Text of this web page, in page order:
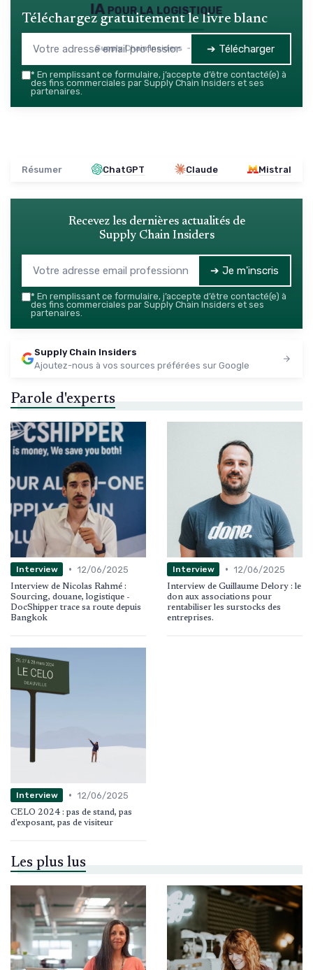
IA pour la logistique
Supply Chain Insiders — 2026
Téléchargez gratuitement le livre blanc
➔ Télécharger
* En remplissant ce formulaire, j’accepte d’être contacté(e) à
des fins commerciales par Supply Chain Insiders et ses
partenaires.
Résumer ChatGPT Claude Mistral
Recevez les dernières actualités de
Supply Chain Insiders
➔ Je m'inscris
* En remplissant ce formulaire, j’accepte d’être contacté(e) à
des fins commerciales par Supply Chain Insiders et ses
partenaires.
Supply Chain Insiders
Ajoutez-nous à vos sources préférées sur Google
Parole d'experts
Interview • 12/06/2025
Interview de Nicolas Rahmé :
Sourcing, douane, logistique -
DocShipper trace sa route depuis
Bangkok
Interview • 12/06/2025
Interview de Guillaume Delory : le
don aux associations pour
rentabiliser les surstocks des
entreprises.
Interview • 12/06/2025
CELO 2024 : pas de stand, pas
d'exposant, pas de visiteur
Les plus lus